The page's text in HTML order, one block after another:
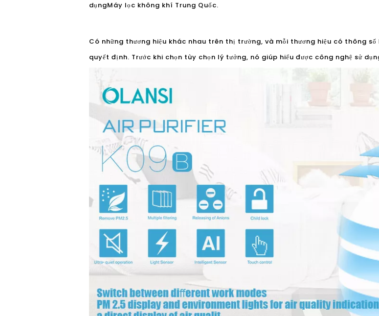
dụngMáy lọc không khí Trung Quốc.
Có những thương hiệu khác nhau trên thị trường, và mỗi thương hiệu có thông
quyết định. Trước khi chọn tùy chọn lý tưởng, nó giúp hiểu được công nghệ sử